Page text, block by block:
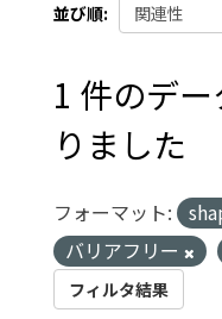
並び順
1 件のデ
りました
フォーマット:
バリアフリー
フィルタ結果